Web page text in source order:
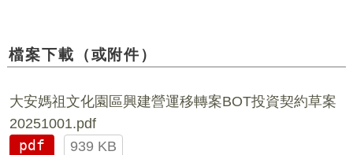
檔案下載（或附件）
大安媽祖文化園區興建營運移轉案BOT投資契約草案
20251001.pdf
pdf
939 KB